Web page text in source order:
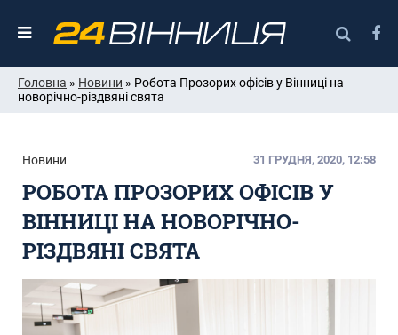
Головна » Новини » Робота Прозорих офісів у Вінниці на
новорічно-різдвяні свята
Новини 31 ГРУДНЯ, 2020, 12:58
РОБОТА ПРОЗОРИХ ОФІСІВ У
ВІННИЦІ НА НОВОРІЧНО-
РІЗДВЯНІ СВЯТА